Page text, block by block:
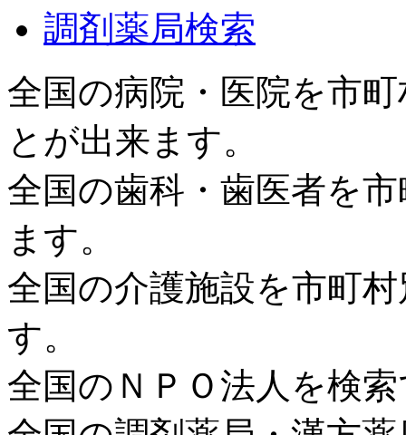
調剤薬局検索
全国の病院・医院を市
とが出来ます。
全国の歯科・歯医者を
ます。
全国の介護施設を市町
す。
全国のＮＰＯ法人を検